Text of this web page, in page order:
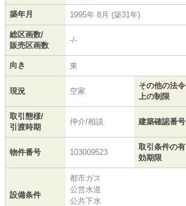
築年月 1995年 8月 (築31年)
総区画数/
販売区画数
-/-
向き 東
現況 空家
その他の法令
上の制限
取引態様/
引渡時期
仲介/相談 建築確認番号
物件番号 103009523
取引条件の有
効期限
設備条件
都市ガス
公営水道
公共下水